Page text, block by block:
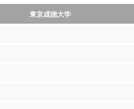
東京成徳大学